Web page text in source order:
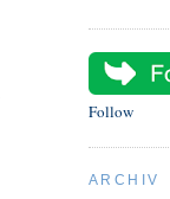
Follow
ARCHIV